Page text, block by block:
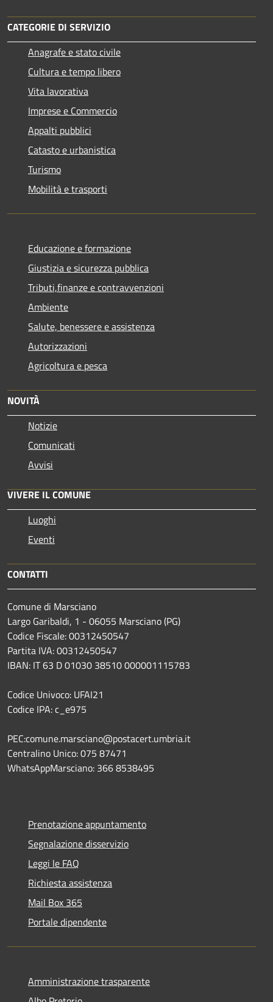
CATEGORIE DI SERVIZIO
Anagrafe e stato civile
Cultura e tempo libero
Vita lavorativa
Imprese e Commercio
Appalti pubblici
Catasto e urbanistica
Turismo
Mobilità e trasporti
Educazione e formazione
Giustizia e sicurezza pubblica
Tributi,finanze e contravvenzioni
Ambiente
Salute, benessere e assistenza
Autorizzazioni
Agricoltura e pesca
NOVITÀ
Notizie
Comunicati
Avvisi
VIVERE IL COMUNE
Luoghi
Eventi
CONTATTI
Comune di Marsciano
Largo Garibaldi, 1 - 06055 Marsciano (PG)
Codice Fiscale: 00312450547
Partita IVA: 00312450547
IBAN: IT 63 D 01030 38510 000001115783
Codice Univoco: UFAI21
Codice IPA: c_e975
PEC:comune.marsciano@postacert.umbria.it
Centralino Unico: 075 87471
WhatsAppMarsciano: 366 8538495
Prenotazione appuntamento
Segnalazione disservizio
Leggi le FAQ
Richiesta assistenza
Mail Box 365
Portale dipendente
Amministrazione trasparente